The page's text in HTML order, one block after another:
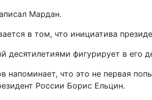
Мардан.
в том, что инициатива
фигурирует в его
что это не первая
России Борис Ельцин.